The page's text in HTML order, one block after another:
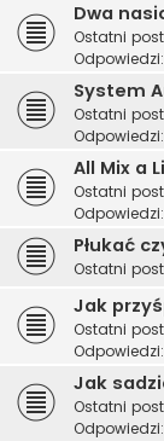
Dwa
Ostatni
Odpowiedzi:
System
Ostatni
Odpowiedzi:
All Mix a
Ostatni
Odpowiedzi:
Płukać
Ostatni
Jak
Ostatni
Odpowiedzi:
Jak
Ostatni
Odpowiedzi: